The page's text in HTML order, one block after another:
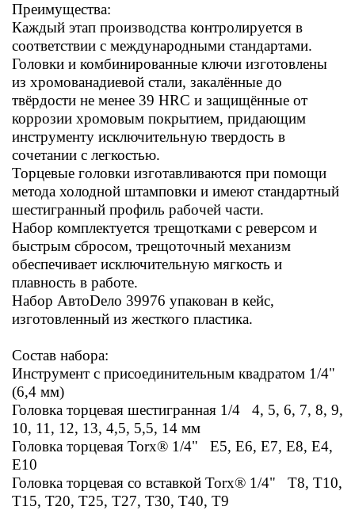
Преимущества:
Каждый этап производства контролируется в
соответствии с международными стандартами.
Головки и комбинированные ключи изготовлены
из хромованадиевой стали, закалённые до
твёрдости не менее 39 HRC и защищённые от
коррозии хромовым покрытием, придающим
инструменту исключительную твердость в
сочетании с легкостью.
Торцевые головки изготавливаются при помощи
метода холодной штамповки и имеют стандартный
шестигранный профиль рабочей части.
Набор комплектуется трещотками с реверсом и
быстрым сбросом, трещоточный механизм
обеспечивает исключительную мягкость и
плавность в работе.
Набор АвтоDело 39976 упакован в кейс,
изготовленный из жесткого пластика.
Состав набора:
Инструмент с присоединительным квадратом 1/4"
(6,4 мм)
Головка торцевая шестигранная 1/4 4, 5, 6, 7, 8, 9,
10, 11, 12, 13, 4,5, 5,5, 14 мм
Головка торцевая Torx® 1/4" Е5, Е6, Е7, Е8, E4,
E10
Головка торцевая со вставкой Torx® 1/4" Т8, Т10,
Т15, Т20, Т25, Т27, Т30, Т40, T9